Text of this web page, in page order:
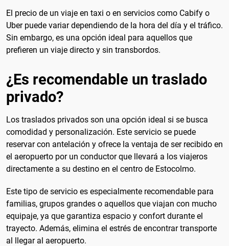
El precio de un viaje en taxi o en servicios como Cabify o
Uber puede variar dependiendo de la hora del día y el tráfico.
Sin embargo, es una opción ideal para aquellos que
prefieren un viaje directo y sin transbordos.
¿Es recomendable un traslado
privado?
Los traslados privados son una opción ideal si se busca
comodidad y personalización. Este servicio se puede
reservar con antelación y ofrece la ventaja de ser recibido en
el aeropuerto por un conductor que llevará a los viajeros
directamente a su destino en el centro de Estocolmo.
Este tipo de servicio es especialmente recomendable para
familias, grupos grandes o aquellos que viajan con mucho
equipaje, ya que garantiza espacio y confort durante el
trayecto. Además, elimina el estrés de encontrar transporte
al llegar al aeropuerto.